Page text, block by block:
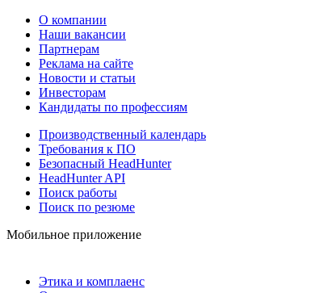
О компании
Наши вакансии
Партнерам
Реклама на сайте
Новости и статьи
Инвесторам
Кандидаты по профессиям
Производственный календарь
Требования к ПО
Безопасный HeadHunter
HeadHunter API
Поиск работы
Поиск по резюме
Мобильное приложение
Этика и комплаенс